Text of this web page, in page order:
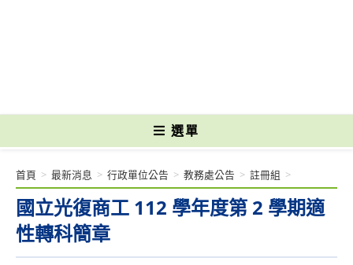
選單
國立光復商工 112 學年度第 2 學期適
性轉科簡章
首頁 > 最新消息 > 行政單位公告 > 教務處公告 > 註冊組 >